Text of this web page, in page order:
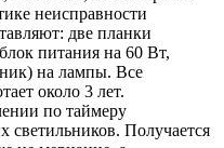
неисправности
две планки
питания на 60 Вт,
на лампы. Все
около 3 лет.
по таймеру
светильников. Получается